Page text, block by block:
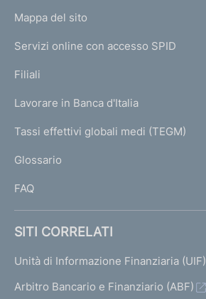
m
e
a
g
L
N
K
T
I
I
Mappa del sito
Servizi online con accesso SPID
Filiali
Lavorare in Banca d'Italia
Tassi effettivi globali medi (TEGM)
Glossario
FAQ
SITI CORRELATI
Unità di Informazione Finanziaria (UIF)
Arbitro Bancario e Finanziario (ABF)